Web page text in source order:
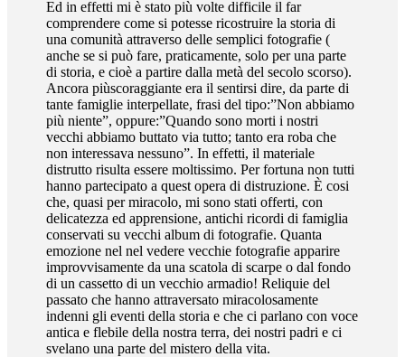
Ed in effetti mi è stato più volte difficile il far
comprendere come si potesse ricostruire la storia di
una comunità attraverso delle semplici fotografie (
anche se si può fare, praticamente, solo per una parte
di storia, e cioè a partire dalla metà del secolo scorso).
Ancora piùscoraggiante era il sentirsi dire, da parte di
tante famiglie interpellate, frasi del tipo:”Non abbiamo
più niente”, oppure:”Quando sono morti i nostri
vecchi abbiamo buttato via tutto; tanto era roba che
non interessava nessuno”. In effetti, il materiale
distrutto risulta essere moltissimo. Per fortuna non tutti
hanno partecipato a quest opera di distruzione. È cosi
che, quasi per miracolo, mi sono stati offerti, con
delicatezza ed apprensione, antichi ricordi di famiglia
conservati su vecchi album di fotografie. Quanta
emozione nel nel vedere vecchie fotografie apparire
improvvisamente da una scatola di scarpe o dal fondo
di un cassetto di un vecchio armadio! Reliquie del
passato che hanno attraversato miracolosamente
indenni gli eventi della storia e che ci parlano con voce
antica e flebile della nostra terra, dei nostri padri e ci
svelano una parte del mistero della vita.